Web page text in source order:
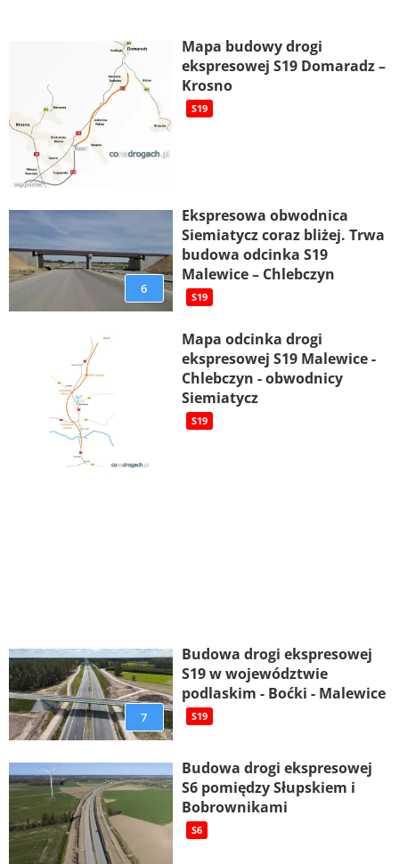
Mapa budowy drogi
ekspresowej S19 Domaradz –
Krosno
S19
6
Ekspresowa obwodnica
Siemiatycz coraz bliżej. Trwa
budowa odcinka S19
Malewice – Chlebczyn
S19
Mapa odcinka drogi
ekspresowej S19 Malewice -
Chlebczyn - obwodnicy
Siemiatycz
S19
7
Budowa drogi ekspresowej
S19 w województwie
podlaskim - Boćki - Malewice
S19
Budowa drogi ekspresowej
S6 pomiędzy Słupskiem i
Bobrownikami
S6